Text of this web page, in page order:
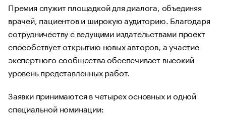
Премия служит площадкой для диалога, объединяя
врачей, пациентов и широкую аудиторию. Благодаря
сотрудничеству с ведущими издательствами проект
способствует открытию новых авторов, а участие
экспертного сообщества обеспечивает высокий
уровень представленных работ.
Заявки принимаются в четырех основных и одной
специальной номинации: